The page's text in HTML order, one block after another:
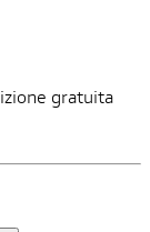
gratuita